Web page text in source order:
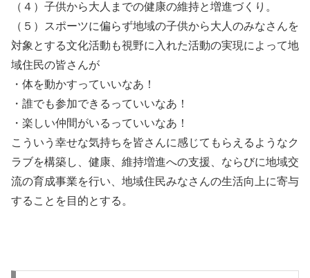
（４）子供から大人までの健康の維持と増進づくり。
（５）スポーツに偏らず地域の子供から大人のみなさんを
対象とする文化活動も視野に入れた活動の実現によって地
域住民の皆さんが
・体を動かすっていいなあ！
・誰でも参加できるっていいなあ！
・楽しい仲間がいるっていいなあ！
こういう幸せな気持ちを皆さんに感じてもらえるようなク
ラブを構築し、健康、維持増進への支援、ならびに地域交
流の育成事業を行い、地域住民みなさんの生活向上に寄与
することを目的とする。